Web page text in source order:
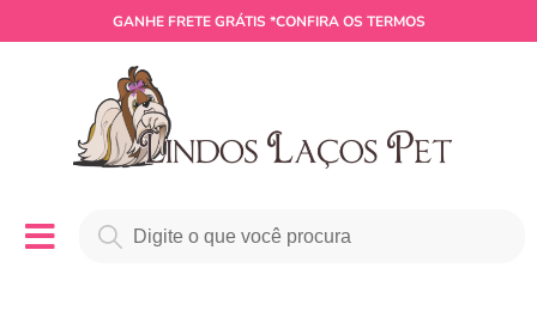
GANHE FRETE GRÁTIS *CONFIRA OS TERMOS